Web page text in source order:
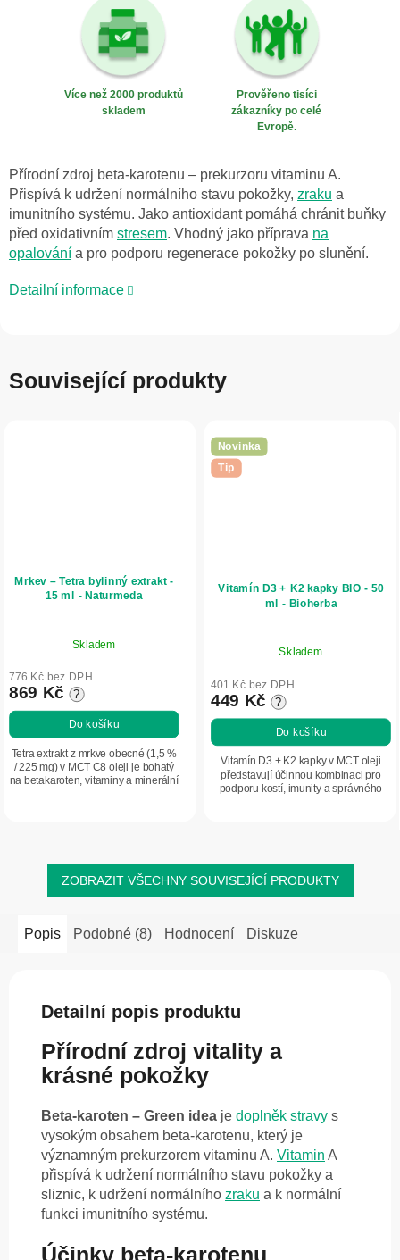
Více než 2000 produktů
skladem
Prověřeno tisíci
zákazníky po celé
Evropě.
Přírodní zdroj beta-karotenu – prekurzoru vitaminu A.
Přispívá k udržení normálního stavu pokožky, zraku a
imunitního systému. Jako antioxidant pomáhá chránit buňky
před oxidativním stresem. Vhodný jako příprava na
opalování a pro podporu regenerace pokožky po slunění.
Detailní informace
Související produkty
Mrkev – Tetra bylinný extrakt -
15 ml - Naturmeda
Skladem
776 Kč bez DPH
869 Kč ?
Do košíku
Tetra extrakt z mrkve obecné (1,5 %
/ 225 mg) v MCT C8 oleji je bohatý
na betakaroten, vitaminy a minerální
Novinka
Tip
Vitamín D3 + K2 kapky BIO - 50
ml - Bioherba
Skladem
401 Kč bez DPH
449 Kč ?
Do košíku
Vitamín D3 + K2 kapky v MCT oleji
představují účinnou kombinaci pro
podporu kostí, imunity a správného
ZOBRAZIT VŠECHNY SOUVISEJÍCÍ PRODUKTY
Popis Podobné (8) Hodnocení Diskuze
Detailní popis produktu
Přírodní zdroj vitality a
krásné pokožky
Beta-karoten – Green idea je doplněk stravy s
vysokým obsahem beta-karotenu, který je
významným prekurzorem vitaminu A. Vitamin A
přispívá k udržení normálního stavu pokožky a
sliznic, k udržení normálního zraku a k normální
funkci imunitního systému.
Účinky beta-karotenu